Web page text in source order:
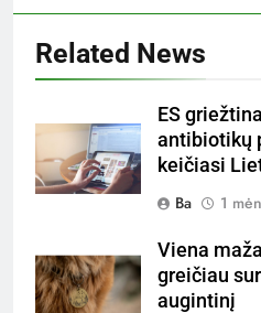
Related News
ES
antibiotikų
keičiasi
Ba
1
Viena
greičiau
augintinį